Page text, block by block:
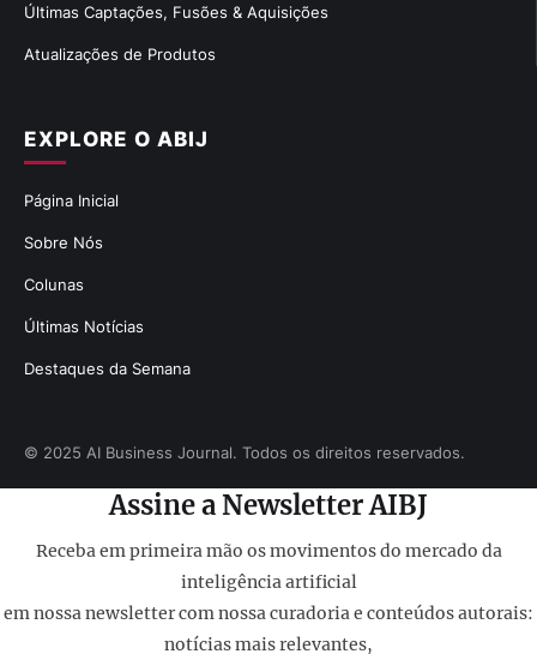
EXPLORE O ABIJ
Página Inicial
Sobre Nós
Colunas
Últimas Notícias
Destaques da Semana
Últimas Captações, Fusões & Aquisições
Atualizações de Produtos
© 2025 AI Business Journal. Todos os direitos reservados.
Assine a Newsletter AIBJ
Receba em primeira mão os movimentos do mercado da
inteligência artificial
em nossa newsletter com nossa curadoria e conteúdos autorais:
notícias mais relevantes,